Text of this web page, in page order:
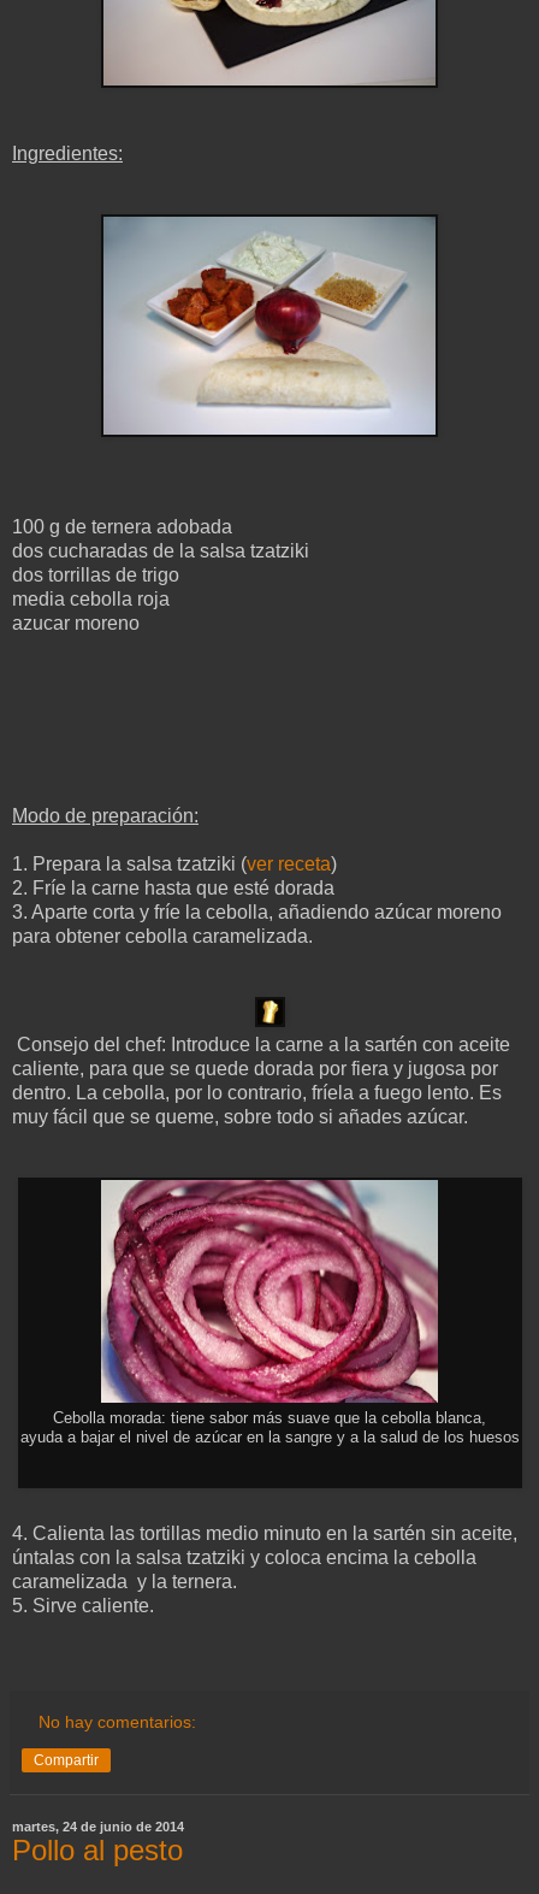
Ingredientes:
100 g de ternera adobada
dos cucharadas de la salsa tzatziki
dos torrillas de trigo
media cebolla roja
azucar moreno
Modo de preparación:
1. Prepara la salsa tzatziki (ver receta)
2. Fríe la carne hasta que esté dorada
3. Aparte corta y fríe la cebolla, añadiendo azúcar moreno
para obtener cebolla caramelizada.
Consejo del chef: Introduce la carne a la sartén con aceite
caliente, para que se quede dorada por fiera y jugosa por
dentro. La cebolla, por lo contrario, fríela a fuego lento. Es
muy fácil que se queme, sobre todo si añades azúcar.
Cebolla morada: tiene sabor más suave que la cebolla blanca,
ayuda a bajar el nivel de azúcar en la sangre y a la salud de los huesos
4. Calienta las tortillas medio minuto en la sartén sin aceite,
úntalas con la salsa tzatziki y coloca encima la cebolla
caramelizada y la ternera.
5. Sirve caliente.
No hay comentarios:
Compartir
martes, 24 de junio de 2014
Pollo al pesto